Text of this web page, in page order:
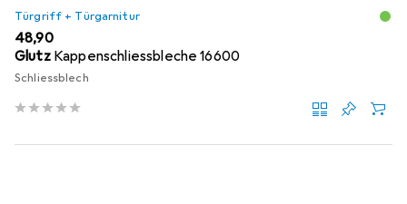
Türgriff + Türgarnitur
EUR
48,90
Glutz Kappenschliessbleche 16600
Schliessblech